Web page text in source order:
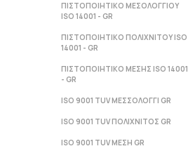
ΠΙΣΤΟΠΟΙΗΤΙΚΟ ΜΕΣΟΛΟΓΓΙΟΥ
ISO 14001 - GR
ΠΙΣΤΟΠΟΙΗΤΙΚΟ ΠΟΛΙΧΝΙΤΟΥ ISO
14001 - GR
ΠΙΣΤΟΠΟΙΗΤΙΚΟ ΜΕΣΗΣ ISO 14001
- GR
ISO 9001 TUV ΜΕΣΣΟΛΟΓΓΙ GR
ISO 9001 TUV ΠΟΛΙΧΝΙΤΟΣ GR
ISO 9001 TUV ΜΕΣΗ GR